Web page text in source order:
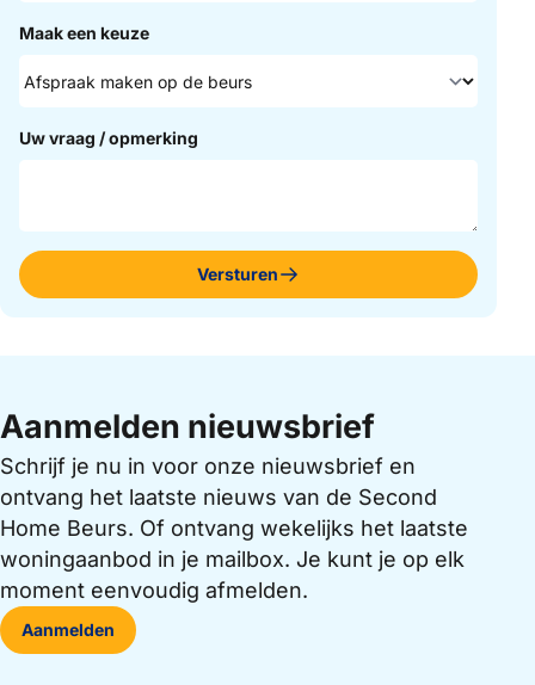
Maak een keuze
Uw vraag / opmerking
Versturen
Aanmelden nieuwsbrief
Schrijf je nu in voor onze nieuwsbrief en
ontvang het laatste nieuws van de Second
Home Beurs. Of ontvang wekelijks het laatste
woningaanbod in je mailbox. Je kunt je op elk
moment eenvoudig afmelden.
Aanmelden